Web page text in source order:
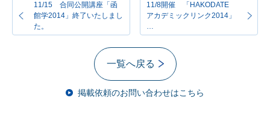
11/15 合同公開講座「函
館学2014」終了いたしまし
た。
11/8開催 「HAKODATE
アカデミックリンク2014」
…
一覧へ戻る
掲載依頼のお問い合わせはこちら